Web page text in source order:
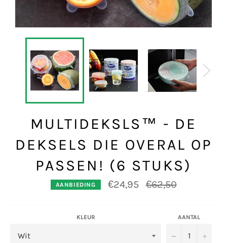
MULTIDEKSLS™ - DE
DEKSELS DIE OVERAL OP
PASSEN! (6 STUKS)
AANBIEDING €24,95
Normale
prijs
€62,50
KLEUR AANTAL
− +